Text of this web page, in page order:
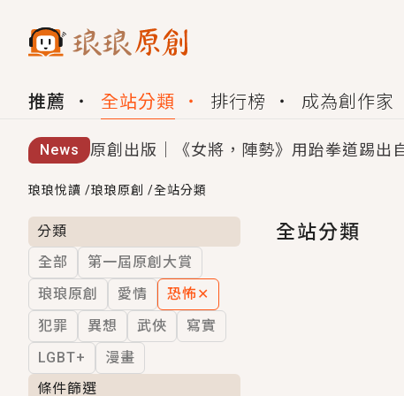
推薦 全站分類 排行榜 成為創作家
News 原創出版｜《女將，陣勢》用跆拳道踢出
創,作家招募｜華文小說創作首選！有機會
小編心動書單｜《離婚你提的，二婚嫁
GL｜《夏日與檸檬與重疊世界》炎熱的夏
BL｜《費洛蒙中毒》救命！特殊費洛蒙
OMG你嚇到我了｜《陰陽鬼店》上班族
言情｜《國語推行員》每個人心中都有一
琅琅悅讀 /琅琅原創 /全站分類
分類
全部
第一屆原創大賞
琅琅原創
愛情 恐怖 ✕
犯罪
異想 武俠
寫實
LGBT+
漫畫
條件篩選
全站分類